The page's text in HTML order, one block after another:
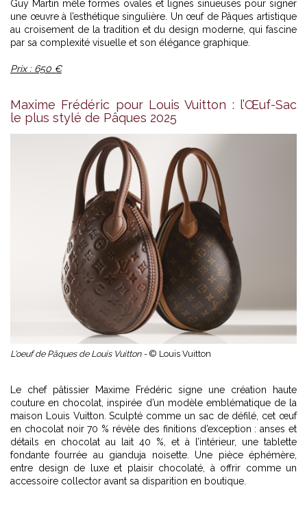
Guy Martin mêle formes ovales et lignes sinueuses pour signer
une œuvre à l’esthétique singulière. Un œuf de Pâques artistique
au croisement de la tradition et du design moderne, qui fascine
par sa complexité visuelle et son élégance graphique.
Prix : 650 €
Maxime Frédéric pour Louis Vuitton : l’Œuf-Sac
le plus stylé de Pâques 2025
L'oeuf de Pâques de Louis Vuitton - © Louis Vuitton
Le chef pâtissier Maxime Frédéric signe une création haute
couture en chocolat, inspirée d’un modèle emblématique de la
maison Louis Vuitton. Sculpté comme un sac de défilé, cet œuf
en chocolat noir 70 % révèle des finitions d’exception : anses et
détails en chocolat au lait 40 %, et à l’intérieur, une tablette
fondante fourrée au gianduja noisette. Une pièce éphémère,
entre design de luxe et plaisir chocolaté, à offrir comme un
accessoire collector avant sa disparition en boutique.